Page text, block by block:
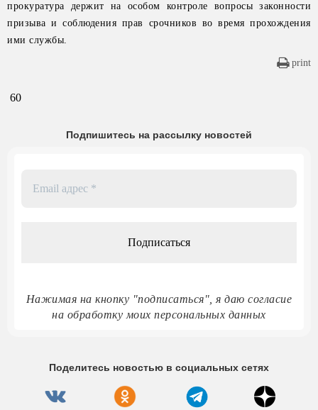
прокуратура держит на особом контроле вопросы законности
призыва и соблюдения прав срочников во время прохождения
ими службы.
print
60
Подпишитесь на рассылку новостей
Нажимая на кнопку "подписаться", я даю согласие
на обработку моих персональных данных
Поделитесь новостью в социальных сетях